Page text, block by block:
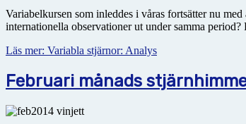
Variabelkursen som inleddes i våras fortsätter nu
internationella observationer ut under samma
Läs mer: Variabla stjärnor: Analys
Februari månads